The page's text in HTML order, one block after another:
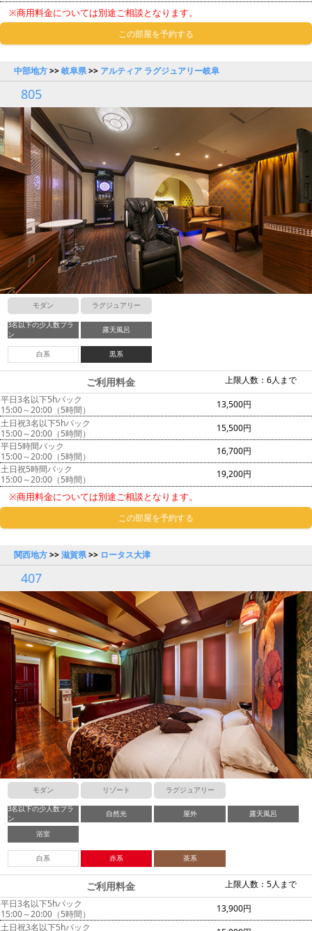
※商用料金については別途ご相談となります。
この部屋を予約する
中部地方>>岐阜県>> アルティア ラグジュアリー岐阜
805
モダン ラグジュアリー
3名以下の少人数プラ
ン
露天風呂
白系 黒系
上限人数：6人まで
ご利用料金
平日3名以下5hパック
15:00～20:00（5時間）
13,500円
土日祝3名以下5hパック
15:00～20:00（5時間）
15,500円
平日5時間パック
15:00～20:00（5時間）
16,700円
土日祝5時間パック
15:00～20:00（5時間）
19,200円
※商用料金については別途ご相談となります。
この部屋を予約する
関西地方>>滋賀県>> ロータス大津
407
モダン リゾート ラグジュアリー
3名以下の少人数プラ
ン
自然光 屋外 露天風呂
浴室
白系 赤系 茶系
上限人数：5人まで
ご利用料金
平日3名以下5hパック
15:00～20:00（5時間）
13,900円
土日祝3名以下5hパック